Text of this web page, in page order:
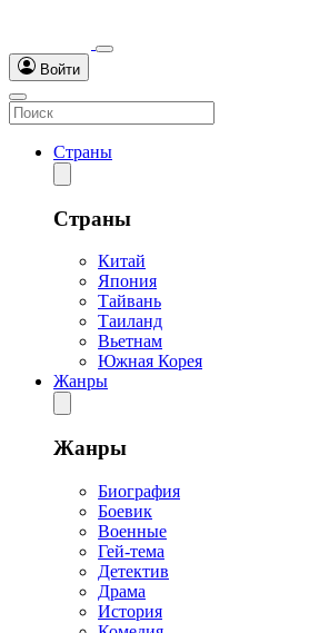
Войти
Страны
Страны
Китай
Япония
Тайвань
Таиланд
Вьетнам
Южная Корея
Жанры
Жанры
Биография
Боевик
Военные
Гей-тема
Детектив
Драма
История